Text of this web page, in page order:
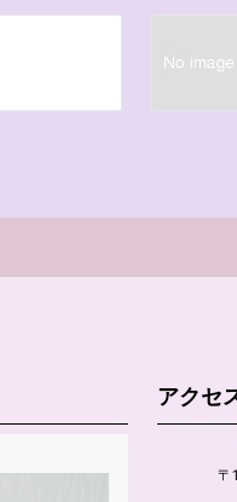
アクセ
〒